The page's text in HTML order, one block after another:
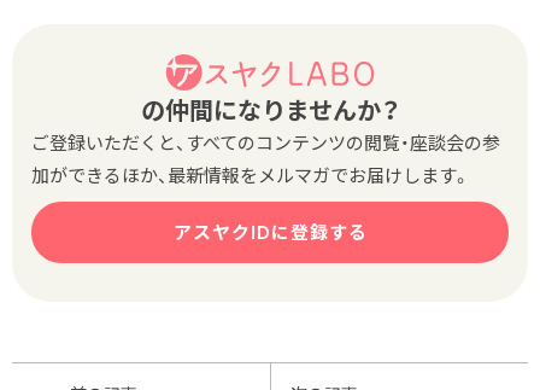
の仲間になりませんか？
ご登録いただくと、すべてのコンテンツの閲覧・座談会の参
加ができるほか、最新情報をメルマガでお届けします。
アスヤクIDに登録する